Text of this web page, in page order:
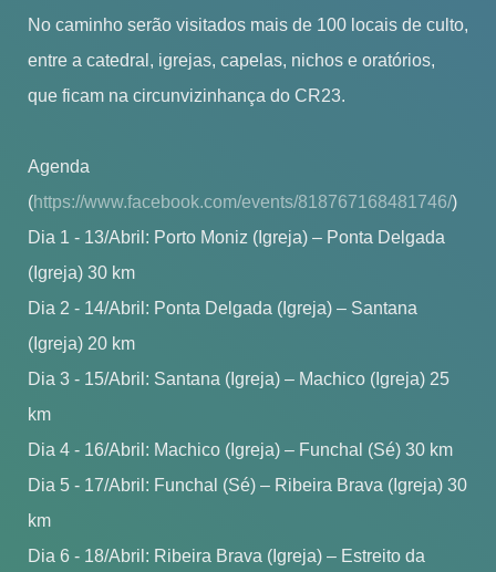
No caminho serão visitados mais de 100 locais de culto,
entre a catedral, igrejas, capelas, nichos e oratórios,
que ficam na circunvizinhança do CR23.
Agenda
(https://www.facebook.com/events/818767168481746/)
Dia 1 - 13/Abril: Porto Moniz (Igreja) – Ponta Delgada
(Igreja) 30 km
Dia 2 - 14/Abril: Ponta Delgada (Igreja) – Santana
(Igreja) 20 km
Dia 3 - 15/Abril: Santana (Igreja) – Machico (Igreja) 25
km
Dia 4 - 16/Abril: Machico (Igreja) – Funchal (Sé) 30 km
Dia 5 - 17/Abril: Funchal (Sé) – Ribeira Brava (Igreja) 30
km
Dia 6 - 18/Abril: Ribeira Brava (Igreja) – Estreito da